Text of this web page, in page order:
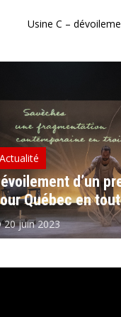
Usine C –
Actualité
d’un
Québec en
20 juin 2023